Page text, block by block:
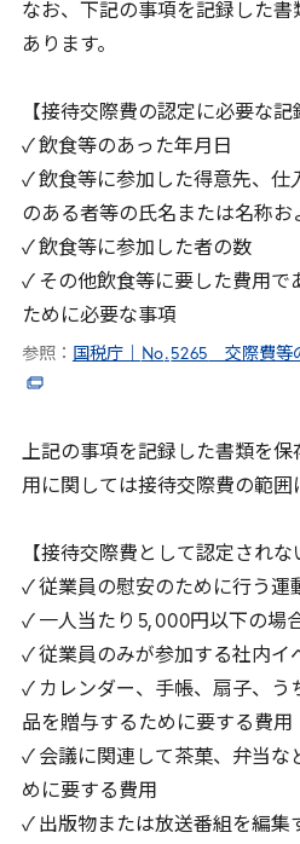
なお、下記の事項を記録した
あります。
【接待交際費の認定に必要な記
✓ 飲食等のあった年月日
✓ 飲食等に参加した得意先、仕
のある者等の氏名または名称お
✓ 飲食等に参加した者の数
✓ その他飲食等に要した費用で
ために必要な事項
参照： 国税庁｜ No.5265 交際費等
上記の事項を記録した書類を保
用に関しては接待交際費の範囲
【接待交際費として認定されな
✓ 従業員の慰安のために行う運
✓ 一人当たり 5,000円以下の場
✓ 従業員のみが参加する社内イ
✓ カレンダー、手帳、扇子、う
品を贈与するために要する費用
✓ 会議に関連して茶菓、弁当な
めに要する費用
✓ 出版物または放送番組を編集